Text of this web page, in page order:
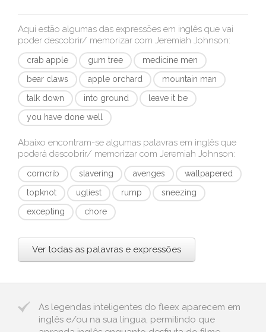
Aqui estão algumas das expressões em inglês que vai
poder descobrir/ memorizar com Jeremiah Johnson:
crab apple gum tree
medicine men
bear claws
apple orchard
mountain man
talk down
into ground
leave it be
you have done well
Abaixo encontram-se algumas palavras em inglês que
poderá descobrir/ memorizar com Jeremiah Johnson:
corncrib slavering avenges
wallpapered
topknot
ugliest rump
sneezing
excepting
chore
Ver todas as palavras e expressões
As legendas inteligentes do fleex aparecem em
inglês e/ou na sua língua, permitindo que